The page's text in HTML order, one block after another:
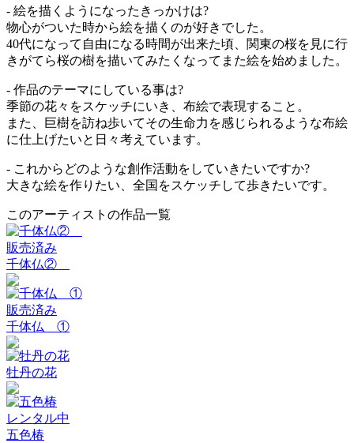
- 絵を描くようになったきっかけは?
物心がついた時から絵を描くのが好きでした。
40代になって自由になる時間が出来た頃、関東の桜を見に行
きがてら桜の樹を描いてみたくなってまた絵を始めました。
- 作品のテーマにしている事は?
季節の花々をスケッチにいき、布絵で表現すること。
また、巨樹を訪ね歩いてその生命力を感じられるような布絵
に仕上げたいと日々考えています。
- これからどのような創作活動をしていきたいですか?
大きな絵を作りたい、全国をスケッチして歩きたいです。
このアーティストの作品一覧
販売済み
千体仏②
販売済み
千体仏 ①
牡丹の花
レンタル中
五色椿